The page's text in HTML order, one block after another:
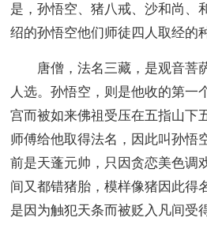
是，孙悟空、猪八戒、沙和尚、
绍的孙悟空他们师徒四人取经的
唐僧，法名三藏，是观音菩
人选。孙悟空，则是他收的第一
宫而被如来佛祖受压在五指山下
师傅给他取得法名，因此叫孙悟
前是天蓬元帅，只因贪恋美色调
间又都错猪胎，模样像猪因此得
是因为触犯天条而被贬入凡间受